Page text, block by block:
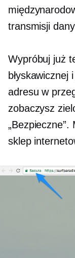
transmisji
Wypróbuj już
adresu w
zobaczysz
sklep